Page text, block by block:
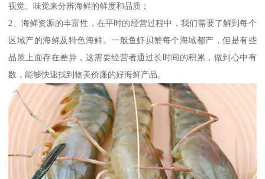
视觉、味觉来分辨海鲜的鲜度和品质；
2、海鲜资源的丰富性，在平时的经营过程中，我们需要了解到每个
区域产的海鲜及特色海鲜。一般鱼虾贝蟹每个海域都产，但是有些
品质上面存在差异，这需要经营者通过长时间的积累，做到心中有
数，能够快速找到物美价廉的好海鲜产品。